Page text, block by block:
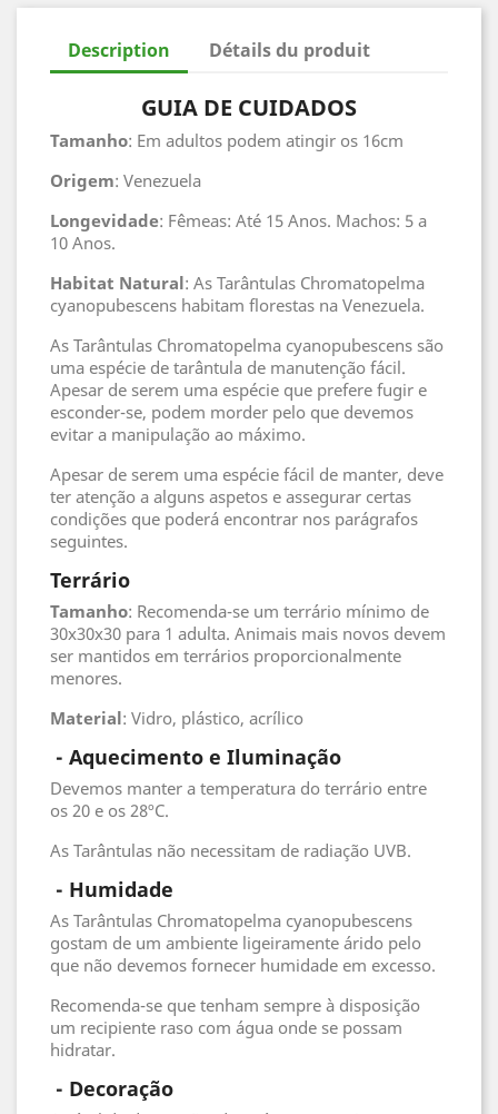
Description Détails du produit
GUIA DE CUIDADOS
Tamanho: Em adultos podem atingir os 16cm
Origem: Venezuela
Longevidade: Fêmeas: Até 15 Anos. Machos: 5 a
10 Anos.
Habitat Natural: As Tarântulas Chromatopelma
cyanopubescens habitam florestas na Venezuela.
As Tarântulas Chromatopelma cyanopubescens são
uma espécie de tarântula de manutenção fácil.
Apesar de serem uma espécie que prefere fugir e
esconder-se, podem morder pelo que devemos
evitar a manipulação ao máximo.
Apesar de serem uma espécie fácil de manter, deve
ter atenção a alguns aspetos e assegurar certas
condições que poderá encontrar nos parágrafos
seguintes.
Terrário
Tamanho: Recomenda-se um terrário mínimo de
30x30x30 para 1 adulta. Animais mais novos devem
ser mantidos em terrários proporcionalmente
menores.
Material: Vidro, plástico, acrílico
- Aquecimento e Iluminação
Devemos manter a temperatura do terrário entre
os 20 e os 28ºC.
As Tarântulas não necessitam de radiação UVB.
- Humidade
As Tarântulas Chromatopelma cyanopubescens
gostam de um ambiente ligeiramente árido pelo
que não devemos fornecer humidade em excesso.
Recomenda-se que tenham sempre à disposição
um recipiente raso com água onde se possam
hidratar.
- Decoração